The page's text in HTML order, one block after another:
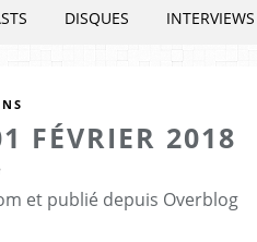
DISQUES INTERVIEWS
FÉVRIER 2018
et publié depuis Overblog